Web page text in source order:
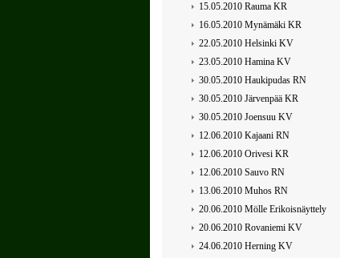
15.05.2010 Rauma KR
16.05.2010 Mynämäki KR
22.05.2010 Helsinki KV
23.05.2010 Hamina KV
30.05.2010 Haukipudas RN
30.05.2010 Järvenpää KR
30.05.2010 Joensuu KV
12.06.2010 Kajaani RN
12.06.2010 Orivesi KR
12.06.2010 Sauvo RN
13.06.2010 Muhos RN
20.06.2010 Mölle Erikoisnäyttely
20.06.2010 Rovaniemi KV
24.06.2010 Herning KV